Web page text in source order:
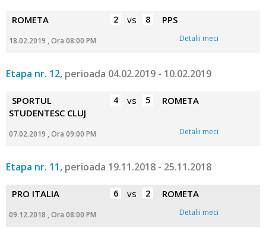
ROMETA 2 vs 8 PPS
18.02.2019 , Ora 08:00 PM Detalii meci
Etapa nr. 12, perioada 04.02.2019 - 10.02.2019
SPORTUL
STUDENTESC CLUJ
4 vs 5 ROMETA
07.02.2019 , Ora 09:00 PM Detalii meci
Etapa nr. 11, perioada 19.11.2018 - 25.11.2018
PRO ITALIA 6 vs 2 ROMETA
09.12.2018 , Ora 08:00 PM Detalii meci